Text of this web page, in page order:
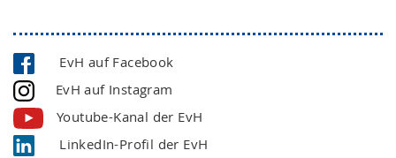
EvH auf Facebook
EvH auf Instagram
Youtube-Kanal der EvH
LinkedIn-Profil der EvH